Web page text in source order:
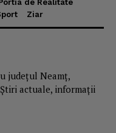
de Realitate
Ziar
județul Neamț,
actuale, informații